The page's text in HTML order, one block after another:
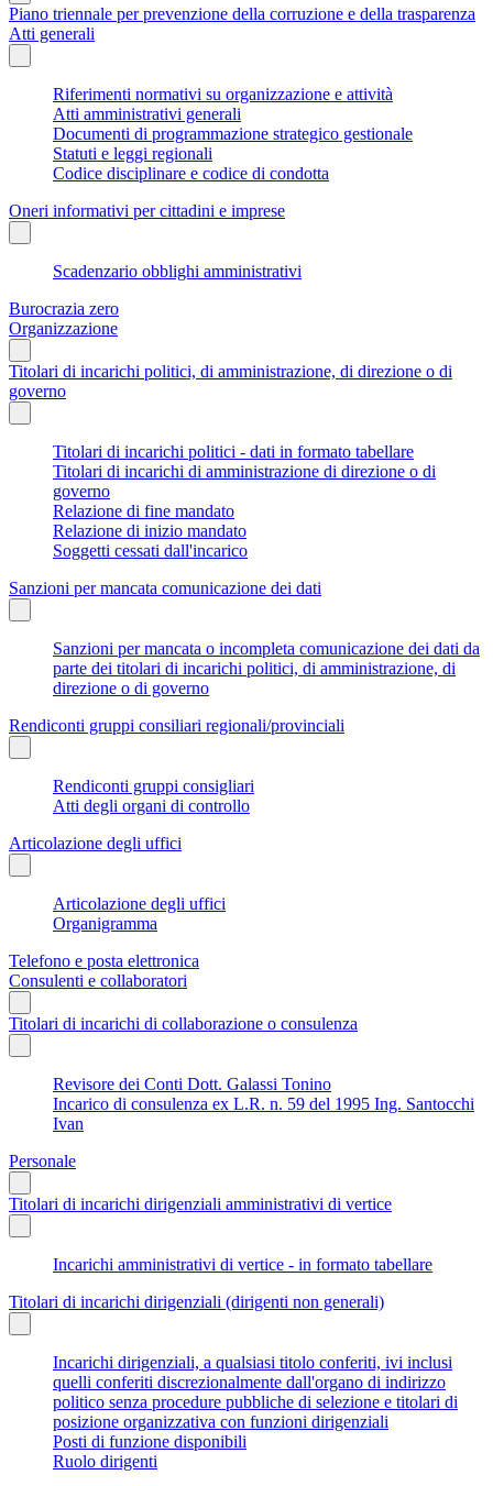
Piano triennale per prevenzione della corruzione e della trasparenza
Atti generali
Riferimenti normativi su organizzazione e attività
Atti amministrativi generali
Documenti di programmazione strategico gestionale
Statuti e leggi regionali
Codice disciplinare e codice di condotta
Oneri informativi per cittadini e imprese
Scadenzario obblighi amministrativi
Burocrazia zero
Organizzazione
Titolari di incarichi politici, di amministrazione, di direzione o di
governo
Titolari di incarichi politici - dati in formato tabellare
Titolari di incarichi di amministrazione di direzione o di
governo
Relazione di fine mandato
Relazione di inizio mandato
Soggetti cessati dall'incarico
Sanzioni per mancata comunicazione dei dati
Sanzioni per mancata o incompleta comunicazione dei dati da
parte dei titolari di incarichi politici, di amministrazione, di
direzione o di governo
Rendiconti gruppi consiliari regionali/provinciali
Rendiconti gruppi consigliari
Atti degli organi di controllo
Articolazione degli uffici
Articolazione degli uffici
Organigramma
Telefono e posta elettronica
Consulenti e collaboratori
Titolari di incarichi di collaborazione o consulenza
Revisore dei Conti Dott. Galassi Tonino
Incarico di consulenza ex L.R. n. 59 del 1995 Ing. Santocchi
Ivan
Personale
Titolari di incarichi dirigenziali amministrativi di vertice
Incarichi amministrativi di vertice - in formato tabellare
Titolari di incarichi dirigenziali (dirigenti non generali)
Incarichi dirigenziali, a qualsiasi titolo conferiti, ivi inclusi
quelli conferiti discrezionalmente dall'organo di indirizzo
politico senza procedure pubbliche di selezione e titolari di
posizione organizzativa con funzioni dirigenziali
Posti di funzione disponibili
Ruolo dirigenti